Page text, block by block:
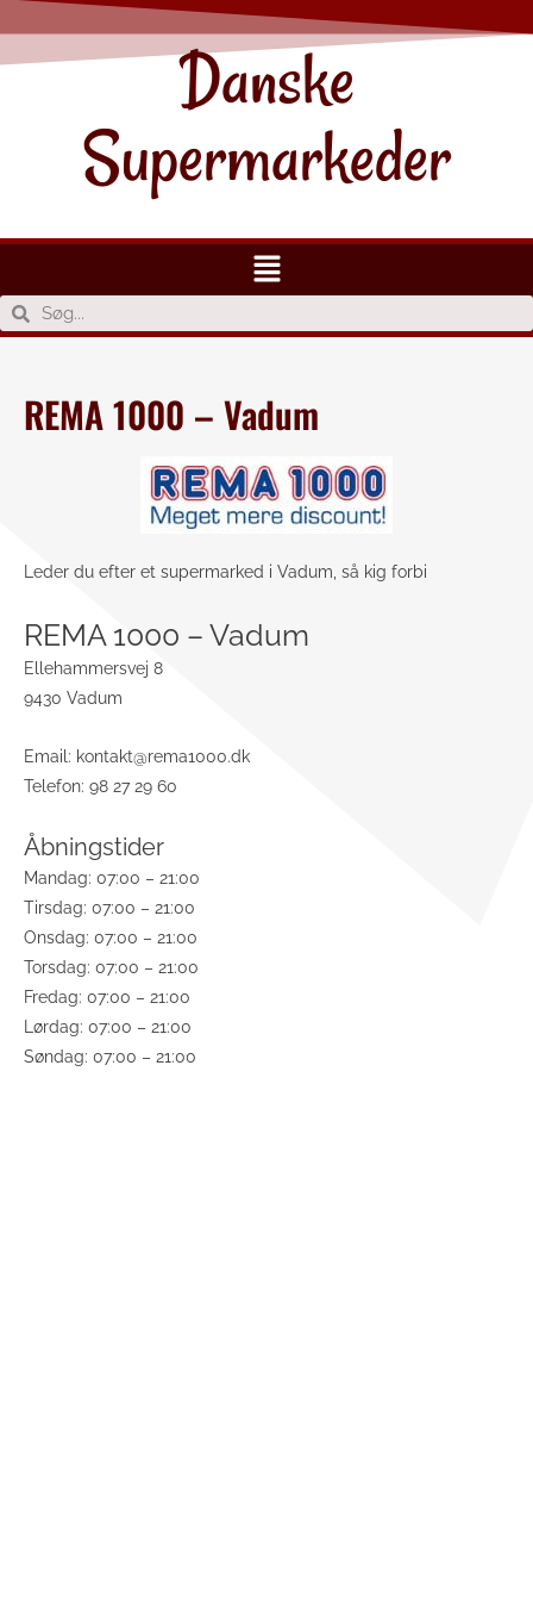
Danske
Supermarkeder
REMA 1000 – Vadum
Leder du efter et supermarked i Vadum, så kig forbi
REMA 1000 – Vadum
Ellehammersvej 8
9430 Vadum
Email: kontakt@rema1000.dk
Telefon: 98 27 29 60
Åbningstider
Mandag: 07:00 – 21:00
Tirsdag: 07:00 – 21:00
Onsdag: 07:00 – 21:00
Torsdag: 07:00 – 21:00
Fredag: 07:00 – 21:00
Lørdag: 07:00 – 21:00
Søndag: 07:00 – 21:00